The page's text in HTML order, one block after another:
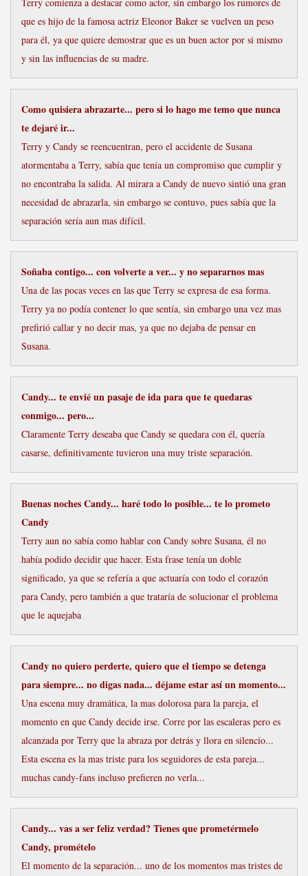
que es hijo de la famosa actriz Eleonor Baker se vuelven un peso
para él, ya que quiere demostrar que es un buen actor por si mismo
y sin las influencias de su madre.
Como quisiera abrazarte... pero si lo hago me temo que nunca
te dejaré ir...
Terry y Candy se reencuentran, pero el accidente de Susana
atormentaba a Terry, sabía que tenía un compromiso que cumplir y
no encontraba la salida. Al mirara a Candy de nuevo sintió una gran
necesidad de abrazarla, sin embargo se contuvo, pues sabía que la
separación sería aun mas difícil.
Soñaba contigo... con volverte a ver... y no separarnos mas
Una de las pocas veces en las que Terry se expresa de esa forma.
Terry ya no podía contener lo que sentía, sin embargo una vez mas
prefirió callar y no decir mas, ya que no dejaba de pensar en
Susana.
Candy... te envié un pasaje de ida para que te quedaras
conmigo... pero...
Claramente Terry deseaba que Candy se quedara con él, quería
casarse, definitivamente tuvieron una muy triste separación.
Buenas noches Candy... haré todo lo posible... te lo prometo
Candy
Terry aun no sabía como hablar con Candy sobre Susana, él no
había podido decidir que hacer. Esta frase tenía un doble
significado, ya que se refería a que actuaría con todo el corazón
para Candy, pero también a que trataría de solucionar el problema
que le aquejaba
Candy no quiero perderte, quiero que el tiempo se detenga
para siempre... no digas nada... déjame estar así un momento...
Una escena muy dramática, la mas dolorosa para la pareja, el
momento en que Candy decide irse. Corre por las escaleras pero es
alcanzada por Terry que la abraza por detrás y llora en silencio...
Esta escena es la mas triste para los seguidores de esta pareja...
muchas candy-fans incluso prefieren no verla...
Candy... vas a ser feliz verdad? Tienes que prometérmelo
Candy, promételo
El momento de la separación... uno de los momentos mas tristes de